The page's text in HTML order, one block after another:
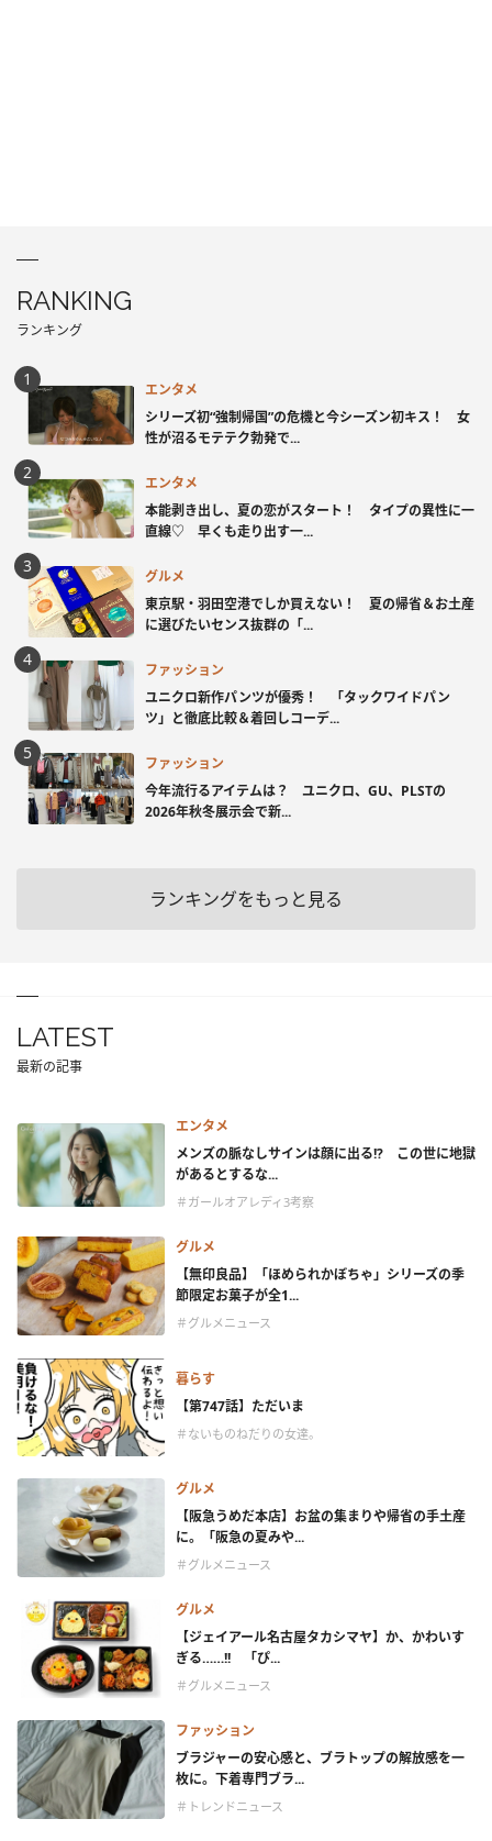
RANKING
ランキング
エンタメ
シリーズ初“強制帰国”の危機と今シーズン初キス！ 女
性が沼るモテテク勃発で...
エンタメ
本能剥き出し、夏の恋がスタート！ タイプの異性に一
直線♡ 早くも走り出す一...
グルメ
東京駅・羽田空港でしか買えない！ 夏の帰省＆お土産
に選びたいセンス抜群の「...
ファッション
ユニクロ新作パンツが優秀！ 「タックワイドパン
ツ」と徹底比較＆着回しコーデ...
ファッション
今年流行るアイテムは？ ユニクロ、GU、PLSTの
2026年秋冬展示会で新...
ランキングをもっと見る
LATEST
最新の記事
エンタメ
メンズの脈なしサインは顔に出る!? この世に地獄
があるとするな...
＃ガールオアレディ3考察
グルメ
【無印良品】「ほめられかぼちゃ」シリーズの季
節限定お菓子が全1...
＃グルメニュース
暮らす
【第747話】ただいま
＃ないものねだりの女達。
グルメ
【阪急うめだ本店】お盆の集まりや帰省の手土産
に。「阪急の夏みや...
＃グルメニュース
グルメ
【ジェイアール名古屋タカシマヤ】か、かわいす
ぎる……!! 「ぴ...
＃グルメニュース
ファッション
ブラジャーの安心感と、ブラトップの解放感を一
枚に。下着専門ブラ...
＃トレンドニュース